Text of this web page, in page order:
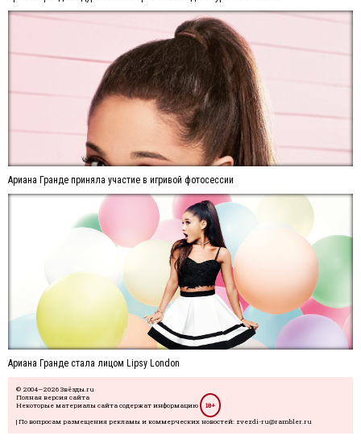
Ариана Гранде приняла участие в игривой фотосессии
Ариана Гранде стала лицом Lipsy London
© 2004—2026 Звёзды.ru
Полная версия сайта
Некоторые материалы сайта содержат информацию
18+
| По вопросам размещения рекламы и коммерческих новостей: zvezdi-ru@rambler.ru